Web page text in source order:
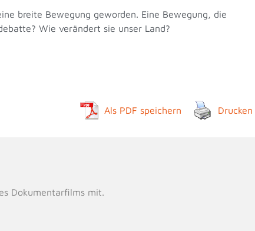
breite Bewegung geworden. Eine Bewegung, die
Wie verändert sie unser Land?
Als PDF speichern Drucken
Dokumentarfilms mit.